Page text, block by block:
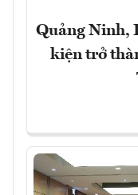
Quảng Ninh,
kiện trở